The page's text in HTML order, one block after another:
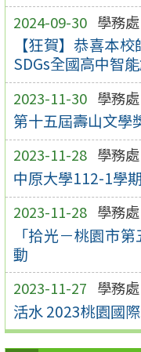
2024-09-30 學務處
【狂賀】恭喜本
SDGs全國高中智
2023-11-30 學務處
第十五屆壽山文學
2023-11-28 學務處
中原大學112-1學
2023-11-28 學務處
「拾光－桃園市
動
2023-11-27 學務處
活水 2023桃園國